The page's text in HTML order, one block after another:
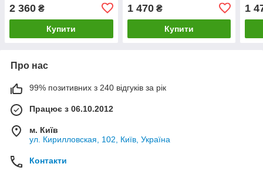
2 360 ₴
Купити
1 470₴
Купити
1
Про нас
99% позитивних з 240 відгуків за рік
Працює з 06.10.2012
м. Київ
ул. Кирилловская, 102, Київ, Україна
Контакти